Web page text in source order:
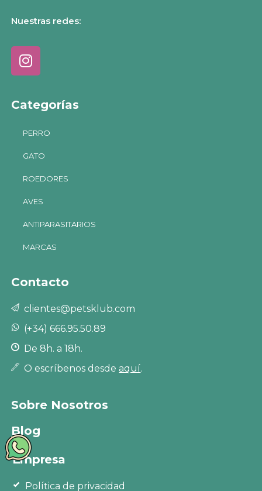
Nuestras redes:
Categorías
PERRO
GATO
ROEDORES
AVES
ANTIPARASITARIOS
MARCAS
Contacto
clientes@petsklub.com
(+34) 666.95.50.89
De 8h. a 18h.
O escríbenos desdeaquí.
Sobre Nosotros
Blog
Empresa
Política de privacidad